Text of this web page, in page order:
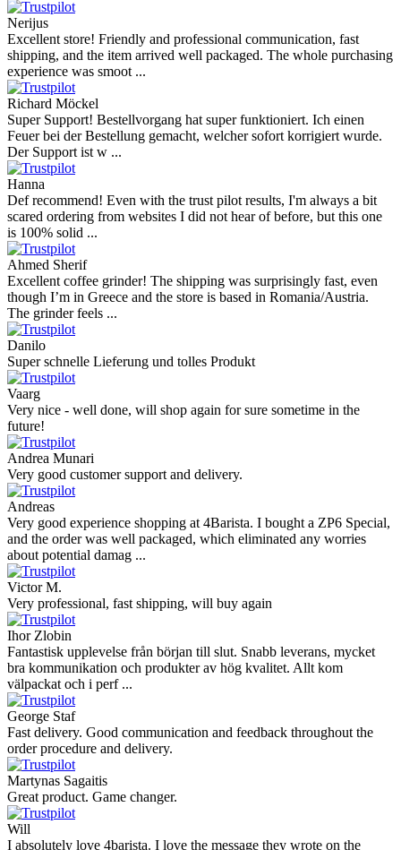
Nerijus
Excellent store! Friendly and professional communication, fast
shipping, and the item arrived well packaged. The whole purchasing
experience was smoot ...
Richard Möckel
Super Support! Bestellvorgang hat super funktioniert. Ich einen
Feuer bei der Bestellung gemacht, welcher sofort korrigiert wurde.
Der Support ist w ...
Hanna
Def recommend! Even with the trust pilot results, I'm always a bit
scared ordering from websites I did not hear of before, but this one
is 100% solid ...
Ahmed Sherif
Excellent coffee grinder! The shipping was surprisingly fast, even
though I’m in Greece and the store is based in Romania/Austria.
The grinder feels ...
Danilo
Super schnelle Lieferung und tolles Produkt
Vaarg
Very nice - well done, will shop again for sure sometime in the
future!
Andrea Munari
Very good customer support and delivery.
Andreas
Very good experience shopping at 4Barista. I bought a ZP6 Special,
and the order was well packaged, which eliminated any worries
about potential damag ...
Victor M.
Very professional, fast shipping, will buy again
Ihor Zlobin
Fantastisk upplevelse från början till slut. Snabb leverans, mycket
bra kommunikation och produkter av hög kvalitet. Allt kom
välpackat och i perf ...
George Staf
Fast delivery. Good communication and feedback throughout the
order procedure and delivery.
Martynas Sagaitis
Great product. Game changer.
Will
I absolutely love 4barista. I love the message they wrote on the